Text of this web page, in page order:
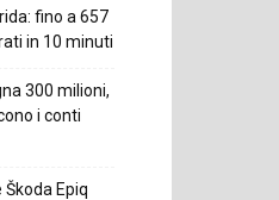
fino a 657
in 10 minuti
300 milioni,
i conti
Škoda Epiq